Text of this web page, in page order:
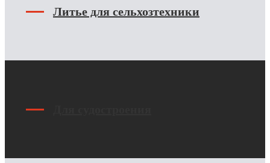
Литье для сельхозтехники